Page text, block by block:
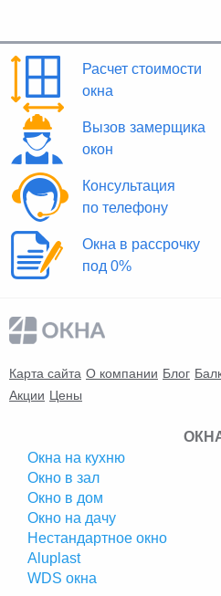
Расчет стоимости
окна
Вызов замерщика
окон
Консультация
по телефону
Окна в рассрочку
под 0%
Карта сайта О компании Блог
Акции Цены
Окна на кухню
Окно в зал
Окно в дом
Окно на дачу
Нестандартное окно
Аluplast
WDS окна